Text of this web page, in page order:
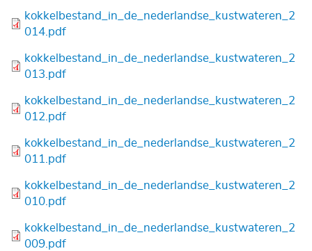
Bestand
kokkelbestand_in_de_nederlandse_kustwateren_2
014.pdf
Bestand
kokkelbestand_in_de_nederlandse_kustwateren_2
013.pdf
Bestand
kokkelbestand_in_de_nederlandse_kustwateren_2
012.pdf
Bestand
kokkelbestand_in_de_nederlandse_kustwateren_2
011.pdf
Bestand
kokkelbestand_in_de_nederlandse_kustwateren_2
010.pdf
Bestand
kokkelbestand_in_de_nederlandse_kustwateren_2
009.pdf